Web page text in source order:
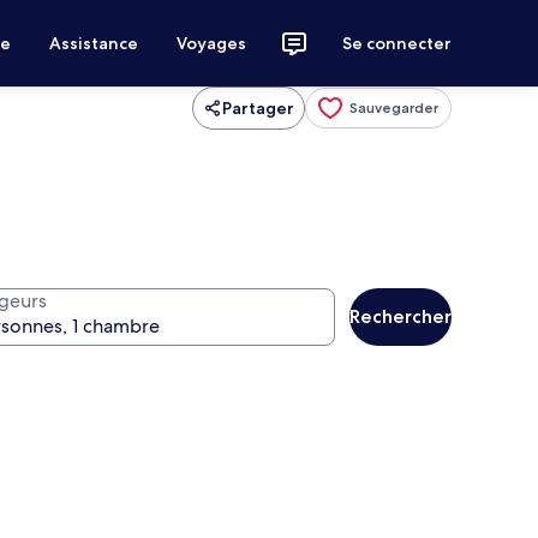
Assistance Voyages Se connecter
Partager Sauvegarder
Rechercher